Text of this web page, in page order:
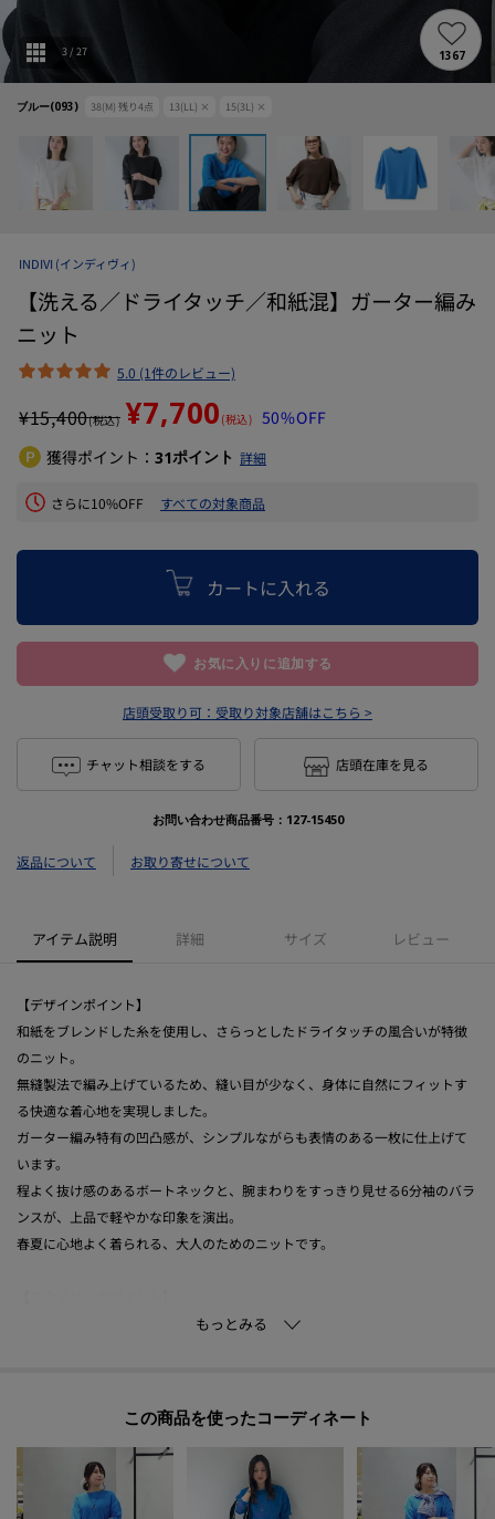
ブルー(093) 38(M) 残り4点 13(LL) × 15(3L) ×
3/27 1367
INDIVI (インディヴィ)
【洗える／ドライタッチ／和紙混】ガーター編み
ニット
5.0 (1件のレビュー)
¥15,400(税込) ¥7,700 (税込) 50%OFF
獲得ポイント： 31ポイント 詳細
さらに10%OFF すべての対象商品
カートに入れる
お気に入りに追加する
店頭受取り可： 受取り対象店舗はこちら >
チャット相談をする 店頭在庫を見る
お問い合わせ商品番号： 127-15450
返品について お取り寄せについて
アイテム説明 詳細 サイズ レビュー
【デザインポイント】
和紙をブレンドした糸を使用し、さらっとしたドライタッチの風合いが特徴
のニット。
無縫製法で編み上げているため、縫い目が少なく、身体に自然にフィットす
る快適な着心地を実現しました。
ガーター編み特有の凹凸感が、シンプルながらも表情のある一枚に仕上げて
います。
程よく抜け感のあるボートネックと、腕まわりをすっきり見せる6分袖のバラ
ンスが、上品で軽やかな印象を演出。
春夏に心地よく着られる、大人のためのニットです。
ワイドパンツと合わせれば、リラックス感のある洗練されたカジュアルスタ
ナローなフレアスカートと組み合わせると、女性らしくすっきりとした印象
ボートネックの抜け感が、シンプルなスカートスタイルにさりげない華やか
さをプラスします。
この商品を使った